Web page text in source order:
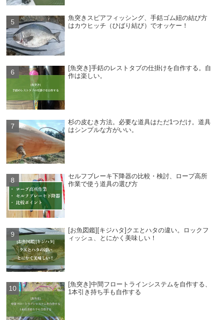
魚突きスピアフィッシング、手銛ゴム紐の結び方
はカウヒッチ（ひばり結び）でオッケー！
[魚突き]手銛のレストタブの仕掛けを自作する。自
作は楽しい。
杉の皮むき方法。必要な道具はただ1つだけ。道具
はシンプルな方がいい。
セルフブレーキ下降器の比較・検討、ロープ高所
作業で使う道具の選び方
[お魚図鑑][キジハタ]クエとハタの違い。ロックフ
ィッシュ、とにかく美味しい！
[魚突き]中間フロートラインシステムを自作する、
1本引き持ち手も自作する